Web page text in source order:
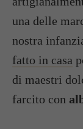
una delle
nostra
fatto in casa
di maestri
farcito con